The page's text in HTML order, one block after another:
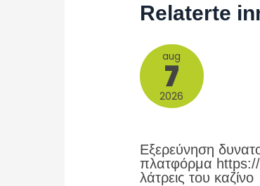
Relaterte
aug
7
2026
Εξερεύνηση
πλατφόρμα https://
λάτρεις του καζίνο